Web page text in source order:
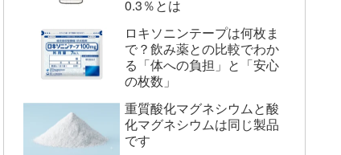
0.3％とは
ロキソニンテープは何枚ま
で？飲み薬との比較でわか
る「体への負担」と「安心
の枚数」
重質酸化マグネシウムと酸
化マグネシウムは同じ製品
です